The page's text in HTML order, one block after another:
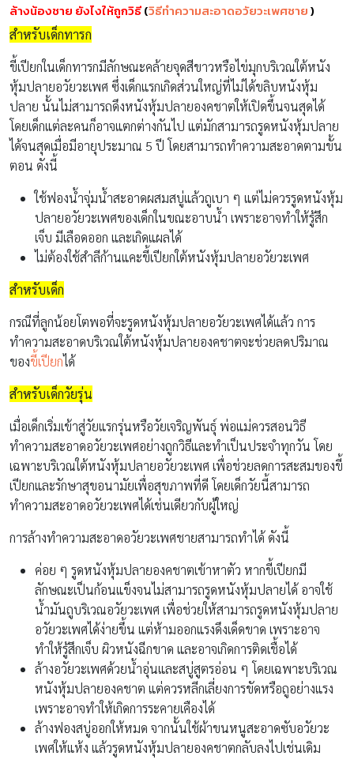
ล้างน้องชาย ยังไงให้ถูกวิธี(วิธีทำความสะอาดอวัยวะเพศชาย)
สำหรับเด็กทารก
ขี้เปียกในเด็กทารกมีลักษณะคล้ายจุดสีขาวหรือไข่มุกบริเวณใต้หนัง
หุ้มปลายอวัยวะเพศ ซึ่งเด็กแรกเกิดส่วนใหญ่ที่ไม่ได้ขลิบหนังหุ้ม
ปลาย นั้นไม่สามารถดึงหนังหุ้มปลายองคชาตให้เปิดขึ้นจนสุดได้
โดยเด็กแต่ละคนก็อาจแตกต่างกันไป แต่มักสามารถรูดหนังหุ้มปลาย
ได้จนสุดเมื่อมีอายุประมาณ 5 ปี โดยสามารถทำความสะอาดตามขั้น
ตอน ดังนี้
ใช้ฟองน้ำจุ่มน้ำสะอาดผสมสบู่แล้วถูเบา ๆ แต่ไม่ควรรูดหนังหุ้ม
ปลายอวัยวะเพศของเด็กในขณะอาบน้ำ เพราะอาจทำให้รู้สึก
เจ็บ มีเลือดออก และเกิดแผลได้
ไม่ต้องใช้สำลีก้านแคะขี้เปียกใต้หนังหุ้มปลายอวัยวะเพศ
สำหรับเด็ก
กรณีที่ลูกน้อยโตพอที่จะรูดหนังหุ้มปลายอวัยวะเพศได้แล้ว การ
ทำความสะอาดบริเวณใต้หนังหุ้มปลายองคชาตจะช่วยลดปริมาณ
ของขี้เปียกได้
สำหรับเด็กวัยรุ่น
เมื่อเด็กเริ่มเข้าสู่วัยแรกรุ่นหรือวัยเจริญพันธ์ุ พ่อแม่ควรสอนวิธี
ทำความสะอาดอวัยวะเพศอย่างถูกวิธีและทำเป็นประจำทุกวัน โดย
เฉพาะบริเวณใต้หนังหุ้มปลายอวัยวะเพศ เพื่อช่วยลดการสะสมของขี้
เปียกและรักษาสุขอนามัยเพื่อสุขภาพที่ดี โดยเด็กวัยนี้สามารถ
ทำความสะอาดอวัยวะเพศได้เช่นเดียวกับผู้ใหญ่
การล้างทำความสะอาดอวัยวะเพศชายสามารถทำได้ ดังนี้
ค่อย ๆ รูดหนังหุ้มปลายองคชาตเข้าหาตัว หากขี้เปียกมี
ลักษณะเป็นก้อนแข็งจนไม่สามารถรูดหนังหุ้มปลายได้ อาจใช้
น้ำมันถูบริเวณอวัยวะเพศ เพื่อช่วยให้สามารถรูดหนังหุ้มปลาย
อวัยวะเพศได้ง่ายขึ้น แต่ห้ามออกแรงดึงเด็ดขาด เพราะอาจ
ทำให้รู้สึกเจ็บ ผิวหนังฉีกขาด และอาจเกิดการติดเชื้อได้
ล้างอวัยวะเพศด้วยน้ำอุ่นและสบู่สูตรอ่อน ๆ โดยเฉพาะบริเวณ
หนังหุ้มปลายองคชาต แต่ควรหลีกเลี่ยงการขัดหรือถูอย่างแรง
เพราะอาจทำให้เกิดการระคายเคืองได้
ล้างฟองสบู่ออกให้หมด จากนั้นใช้ผ้าขนหนูสะอาดซับอวัยวะ
เพศให้แห้ง แล้วรูดหนังหุ้มปลายองคชาตกลับลงไปเช่นเดิม